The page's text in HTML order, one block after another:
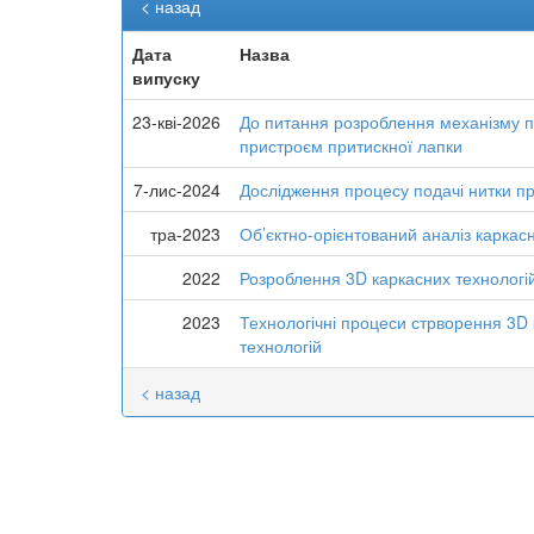
< назад
Дата
випуску
Назва
23-кві-2026
До питання розроблення механізму
пристроєм притискної лапки
7-лис-2024 Дослідження процесу подачі нитки
тра-2023
Об’єктно-орієнтований аналіз
2022
Розроблення 3D каркасних
2023
Технологічні процеси стрворення
технологій
< назад